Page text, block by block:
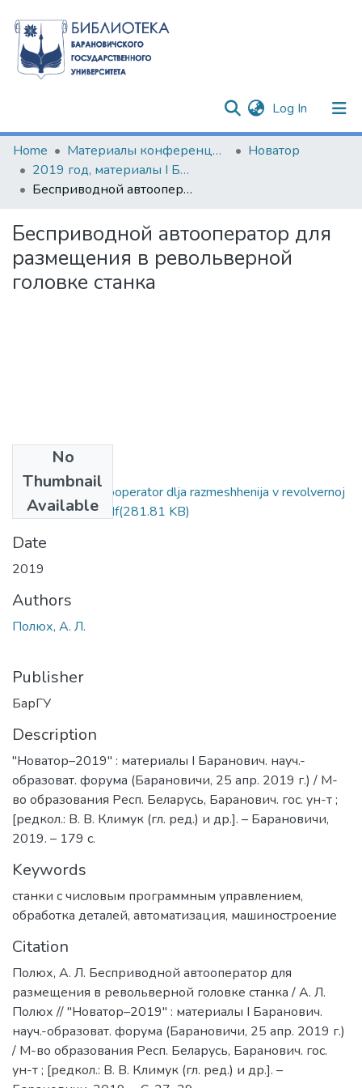
Log In (current)
Communities & Collections
All of DSpace
Home Материалы конференций и семинаров
Новатор
2019 год, материалы I Барановичского научно-образовательного форума
Бесприводной автооператор для размещения в револьверной головке станка
Бесприводной автооператор для
размещения в револьверной
головке станка
No
Thumbnail
Available
Besprivodnoj avtooperator dlja razmeshhenija v revolvernoj
golovke stanka.pdf(281.81 KB)
Date
2019
Authors
Полюх, А. Л.
Publisher
БарГУ
Description
"Новатор–2019" : материалы I Баранович. науч.-
образоват. форума (Барановичи, 25 апр. 2019 г.) / М-
во образования Респ. Беларусь, Баранович. гос. ун-т ;
[редкол.: В. В. Климук (гл. ред.) и др.]. – Барановичи,
2019. – 179 с.
Keywords
станки с числовым программным управлением,
обработка деталей, автоматизация, машиностроение
Citation
Полюх, А. Л. Бесприводной автооператор для
размещения в револьверной головке станка / А. Л.
Полюх // "Новатор–2019" : материалы I Баранович.
науч.-образоват. форума (Барановичи, 25 апр. 2019 г.)
/ М-во образования Респ. Беларусь, Баранович. гос.
ун-т ; [редкол.: В. В. Климук (гл. ред.) и др.]. –